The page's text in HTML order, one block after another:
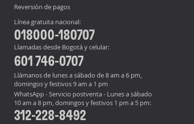
Reversión de pagos
Línea gratuita nacional:
018000-180707
Llamadas desde Bogotá y celular:
601 746-0707
Llámanos de lunes a sábado de 8 am a 6 pm,
domingos y festivos 9 am a 1 pm
WhatsApp - Servicio postventa - Lunes a sábado
10 am a 8 pm, domingos y festivos 1 pm a 5 pm:
312-228-8492